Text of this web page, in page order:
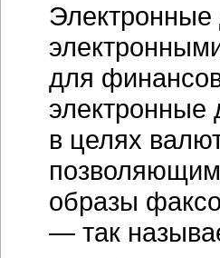
для
электронные
в целях
образы
— так